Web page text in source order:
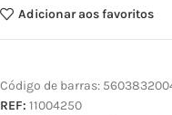
Adicionar aos favoritos
Código de barras:
REF: 11004250